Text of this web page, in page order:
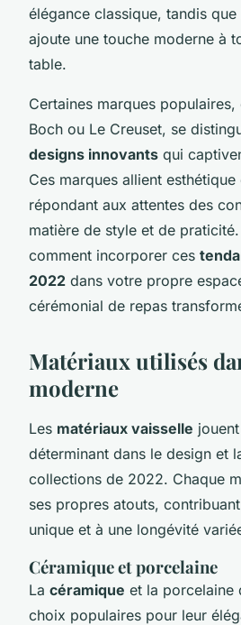
élégance classique, tandis
ajoute une touche moderne à
table.
Certaines marques
Boch ou Le Creuset, se
designs innovants qui
Ces marques allient
répondant aux attentes des
matière de style et de
comment incorporer ces
2022 dans votre propre
cérémonial de repas
Matériaux utilisés
moderne
Les matériaux vaisselle
déterminant dans le design et
collections de 2022. Chaque
ses propres atouts,
unique et à une longévité
Céramique et porcelaine
La céramique et la porcelaine
choix populaires pour leur